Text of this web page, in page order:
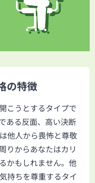
の特徴
こうとするタイプで
ある反面、高い決断
他人から畏怖と尊敬
りからあなたはカリ
かもしれません。他
持ちを尊重するタイ